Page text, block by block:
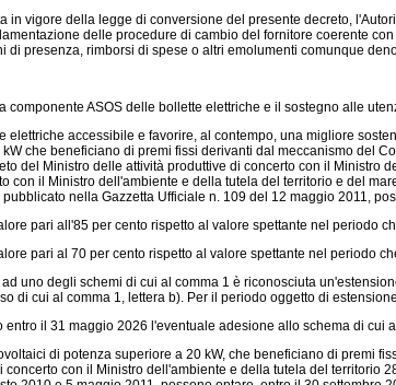
vigore della legge di conversione del presente decreto,
delle procedure di cambio del fornitore coerente
di presenza, rimborsi di spese o altri emolumenti comunque
componente ASOS delle bollette elettriche e il sostegno alle
accessibile e favorire, al contempo, una migliore
che beneficiano di premi fissi derivanti dal meccanismo del
del Ministro delle attività produttive di concerto con il
con il Ministro dell'ambiente e della tutela del territorio e del
nella Gazzetta Ufficiale n. 109 del 12 maggio 2011,
pari all'85 per cento rispetto al valore spettante nel periodo
pari al 70 per cento rispetto al valore spettante nel periodo
uno degli schemi di cui al comma 1 è riconosciuta
di cui al comma 1, lettera b). Per il periodo oggetto di
il 31 maggio 2026 l'eventuale adesione allo schema di cui
di potenza superiore a 20 kW, che beneficiano di premi
con il Ministro dell'ambiente e della tutela del